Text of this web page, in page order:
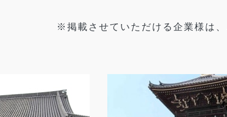
※掲載させていただける企業様は、